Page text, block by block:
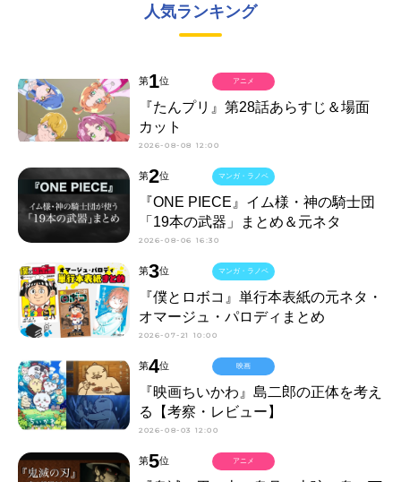
人気ランキング
第1位
『たんプリ』第28話あらすじ＆場面
カット
2026-08-08 12:00
アニメ
第2位
『ONE PIECE』イム様・神の騎士団
「19本の武器」まとめ＆元ネタ
2026-08-06 16:30
マンガ・ラノベ
第3位
『僕とロボコ』単行本表紙の元ネタ・
オマージュ・パロディまとめ
2026-07-21 10:00
マンガ・ラノベ
第4位
『映画ちいかわ』島二郎の正体を考え
る【考察・レビュー】
2026-08-03 12:00
映画
第5位 アニメ